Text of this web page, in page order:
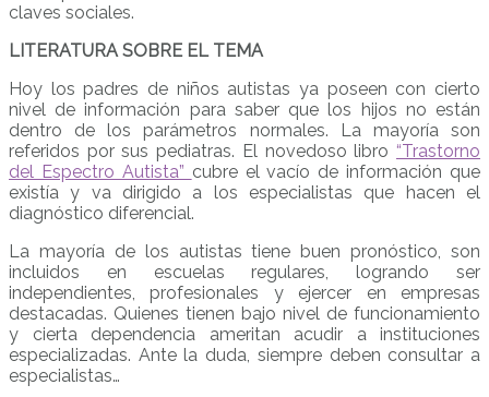
claves sociales.
LITERATURA SOBRE EL TEMA
Hoy los padres de niños autistas ya poseen con cierto
nivel de información para saber que los hijos no están
dentro de los parámetros normales. La mayoría son
referidos por sus pediatras. El novedoso libro “Trastorno
del Espectro Autista” cubre el vacío de información que
existía y va dirigido a los especialistas que hacen el
diagnóstico diferencial.
La mayoría de los autistas tiene buen pronóstico, son
incluidos en escuelas regulares, logrando ser
independientes, profesionales y ejercer en empresas
destacadas. Quienes tienen bajo nivel de funcionamiento
y cierta dependencia ameritan acudir a instituciones
especializadas. Ante la duda, siempre deben consultar a
especialistas…